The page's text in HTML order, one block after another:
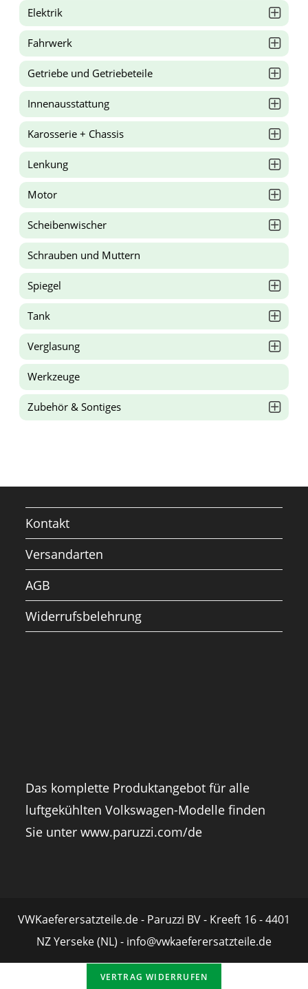
Elektrik
Fahrwerk
Getriebe und Getriebeteile
Innenausstattung
Karosserie + Chassis
Lenkung
Motor
Scheibenwischer
Schrauben und Muttern
Spiegel
Tank
Verglasung
Werkzeuge
Zubehör & Sontiges
Kontakt
Versandarten
AGB
Widerrufsbelehrung
Das komplette Produktangebot für alle
luftgekühlten Volkswagen-Modelle finden
Sie unterwww.paruzzi.com/de
VWKaeferersatzteile.de - Paruzzi BV - Kreeft 16 - 4401
NZ Yerseke (NL) - info@vwkaeferersatzteile.de
VERTRAG WIDERRUFEN